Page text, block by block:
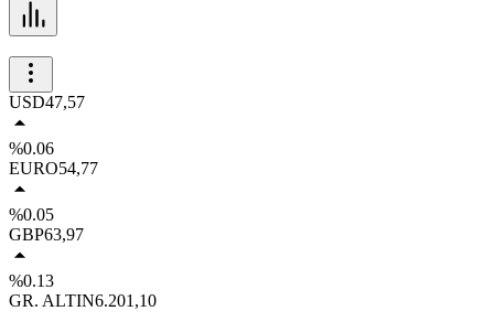
USD47,57
%0.06
EURO54,77
%0.05
GBP63,97
%0.13
GR. ALTIN6.201,10